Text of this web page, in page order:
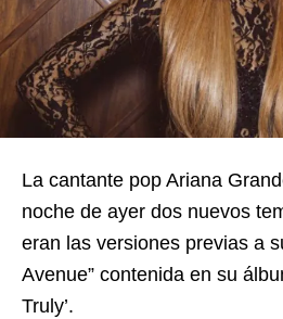
La cantante pop Ariana
noche de ayer dos nuevos
eran las versiones previas a
Avenue” contenida en su
Truly’.